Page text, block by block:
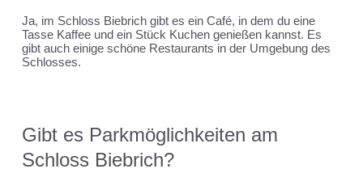
Ja, im Schloss Biebrich gibt es ein Café, in dem du eine
Tasse Kaffee und ein Stück Kuchen genießen kannst. Es
gibt auch einige schöne Restaurants in der Umgebung des
Schlosses.
Gibt es Parkmöglichkeiten am
Schloss Biebrich?